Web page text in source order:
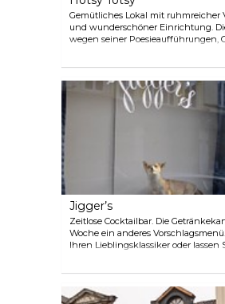
Gemütliches Lokal mit ruhmreicher
und wunderschöner Einrichtung.
wegen seiner Poesieaufführungen,
Stand-up-Comedy, Kabarett und
bekannt. Wurde von den Brüdern
Literatur „Der Kummer von
Meisterwerke von Hugo Claus,
Poolbillardtisch und viele
Jigger’s
Zeitlose Cocktailbar. Die
Woche ein anderes
Ihren Lieblingsklassiker oder lassen
einer Mischung aus